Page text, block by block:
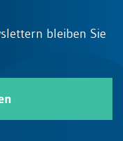
bleiben Sie